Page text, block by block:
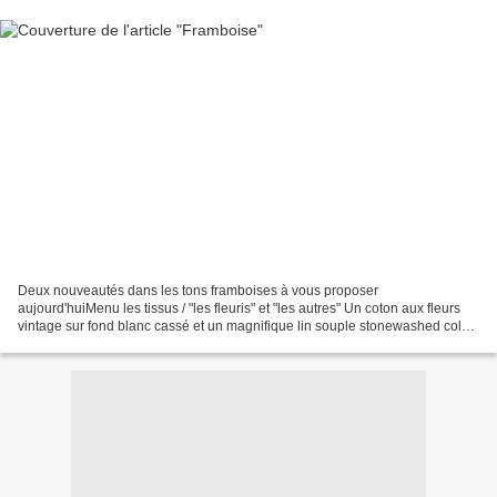
Deux nouveautés dans les tons framboises à vous proposer
aujourd'huiMenu les tissus / "les fleuris" et "les autres" Un coton aux fleurs
vintage sur fond blanc cassé et un magnifique lin souple stonewashed colori